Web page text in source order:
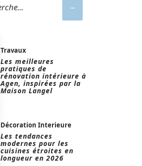
Travaux
Les meilleures
pratiques de
rénovation intérieure à
Agen, inspirées par la
Maison Langel
Décoration Interieure
Les tendances
modernes pour les
cuisines étroites en
longueur en 2026